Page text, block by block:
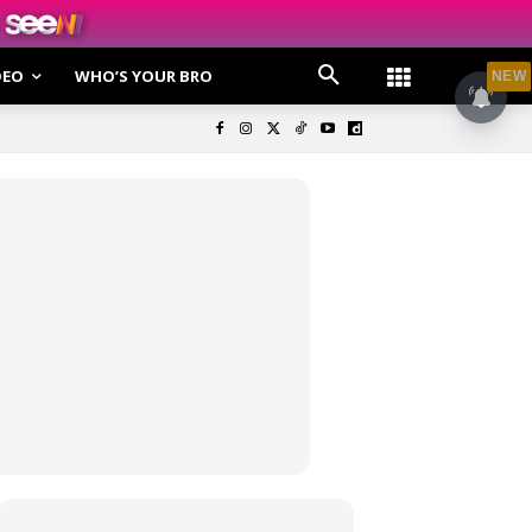
Privasi
WHO’S YOUR BRO NEW